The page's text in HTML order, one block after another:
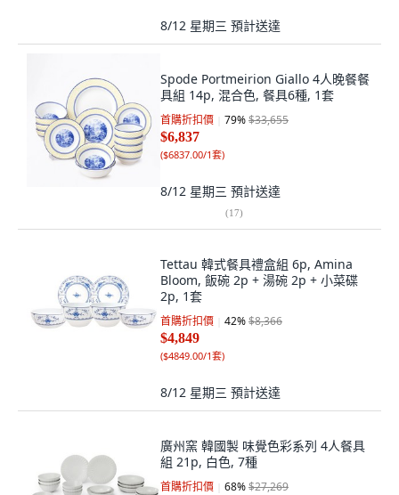
8/12 星期三 預計送達
Spode Portmeirion Giallo 4人晚餐餐
具組 14p, 混合色, 餐具6種, 1套
首購折扣價 79%$33,655
$6,837
($6837.00/1套)
8/12 星期三 預計送達
(17)
Tettau 韓式餐具禮盒組 6p, Amina
Bloom, 飯碗 2p + 湯碗 2p + 小菜碟
2p, 1套
首購折扣價 42%$8,366
$4,849
($4849.00/1套)
8/12 星期三 預計送達
廣州窯 韓國製 味覺色彩系列 4人餐具
組 21p, 白色, 7種
首購折扣價 68%$27,269